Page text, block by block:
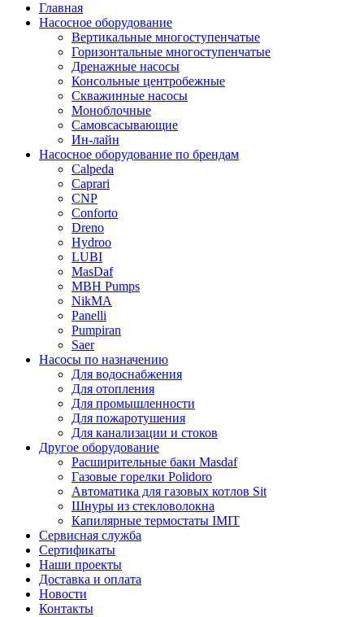
Главная
Насосное оборудование
Вертикальные многоступенчатые
Горизонтальные многоступенчатые
Дренажные насосы
Консольные центробежные
Скважинные насосы
Моноблочные
Самовсасывающие
Ин-лайн
Насосное оборудование по брендам
Calpeda
Caprari
CNP
Conforto
Dreno
Hydroo
LUBI
MasDaf
MBH Pumps
NikMA
Panelli
Pumpiran
Saer
Насосы по назначению
Для водоснабжения
Для отопления
Для промышленности
Для пожаротушения
Для канализации и стоков
Другое оборудование
Расширительные баки Masdaf
Газовые горелки Polidoro
Автоматика для газовых котлов Sit
Шнуры из стекловолокна
Капилярные термостаты IMIT
Сервисная служба
Сертификаты
Наши проекты
Доставка и оплата
Новости
Контакты